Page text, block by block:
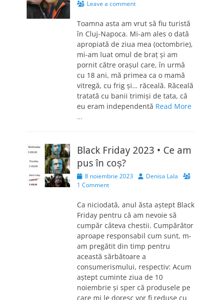
on Leave a comment
Toamna asta am vrut să fiu turistă
în Cluj-Napoca. Mi-am ales o dată
apropiată de ziua mea (octombrie),
mi-am luat omul de braț și am
pornit către orașul care, în urmă
cu 18 ani, mă primea ca o mamă
vitregă, cu frig și… răceală. Răceală
tratată cu banii trimiși de tata, că
eu eram independentă Read More
…
Black Friday 2023 • Ce am
pus în coș?
Posted
on
8 noiembrie 2023 AuthorDenisa Lala
1 Comment
Ca niciodată, anul ăsta aștept Black
Friday pentru că am nevoie să
cumpăr câteva chestii. Cumpărător
aproape responsabil cum sunt, m-
am pregătit din timp pentru
această sărbătoare a
consumerismului, respectiv: Acum
aștept cuminte ziua de 10
noiembrie și sper că produsele pe
care mi le doresc vor fi reduse cu